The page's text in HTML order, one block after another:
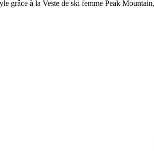
grâce à la Veste de ski femme Peak